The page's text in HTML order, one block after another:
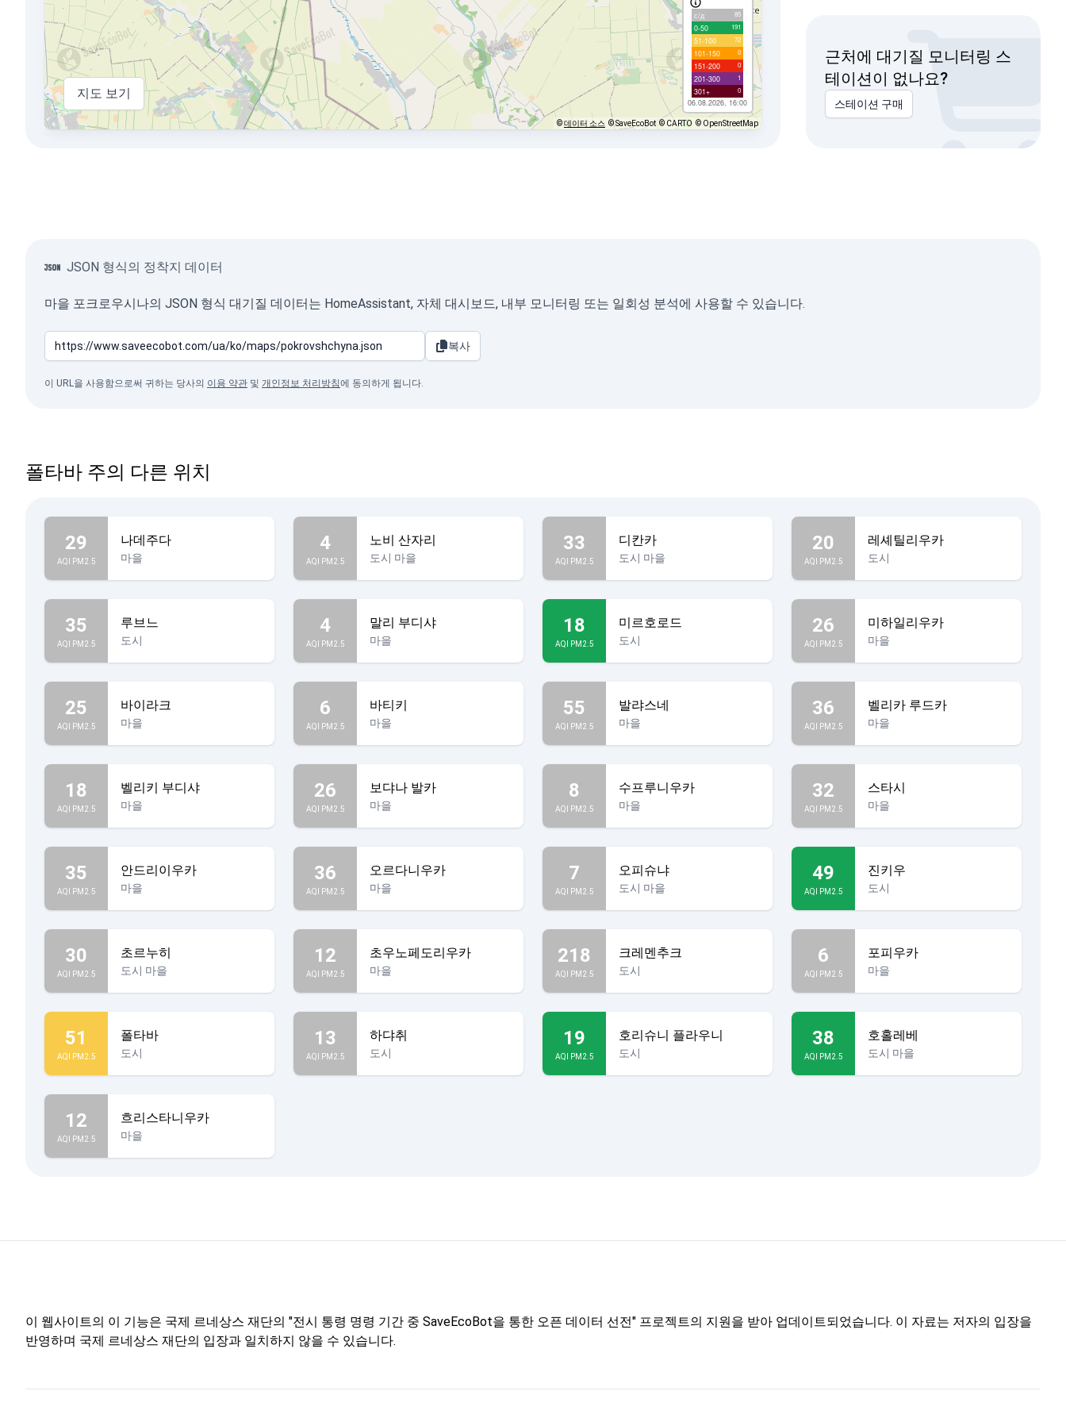
с/д 85
0-50 191
51-100 72
101-150 0
151-200 0
201-300 1
301+ 0
06.08.2026, 16:00
지도 보기
©데이터 소스 © SaveEcoBot © CARTO © OpenStreetMap
근처에 대기질 모니터링 스
테이션이 없나요?
스테이션 구매
JSON 형식의 정착지 데이터
마을 포크로우시나의 JSON 형식 대기질 데이터는 HomeAssistant, 자체 대시보드, 내부 모니터링 또는 일회성 분석에 사용할 수 있습니다.
복사
이 URL을 사용함으로써 귀하는 당사의 이용 약관 및 개인정보 처리방침에 동의하게 됩니다.
폴타바 주의 다른 위치
29
AQI PM2.5
나데주다
마을
4
AQI PM2.5
노비 산자리
도시 마을
33
AQI PM2.5
디칸카
도시 마을
20
AQI PM2.5
레셰틸리우카
도시
35
AQI PM2.5
루브느
도시
4
AQI PM2.5
말리 부디샤
마을
18
AQI PM2.5
미르호로드
도시
26
AQI PM2.5
미하일리우카
마을
25
AQI PM2.5
바이라크
마을
6
AQI PM2.5
바티키
마을
55
AQI PM2.5
발랴스네
마을
36
AQI PM2.5
벨리카 루드카
마을
18
AQI PM2.5
벨리키 부디샤
마을
26
AQI PM2.5
보댜나 발카
마을
8
AQI PM2.5
수프루니우카
마을
32
AQI PM2.5
스타시
마을
35
AQI PM2.5
안드리이우카
마을
36
AQI PM2.5
오르다니우카
마을
7
AQI PM2.5
오피슈냐
도시 마을
49
AQI PM2.5
진키우
도시
30
AQI PM2.5
초르누히
도시 마을
12
AQI PM2.5
초우노페도리우카
마을
218
AQI PM2.5
크레멘추크
도시
6
AQI PM2.5
포피우카
마을
51
AQI PM2.5
폴타바
도시
13
AQI PM2.5
하댜취
도시
19
AQI PM2.5
호리슈니 플라우니
도시
38
AQI PM2.5
호홀레베
도시 마을
12
AQI PM2.5
흐리스타니우카
마을
이 웹사이트의 이 기능은 국제 르네상스 재단의 "전시 통령 명령 기간 중 SaveEcoBot을 통한 오픈 데이터 선전" 프로젝트의 지원을 받아 업데이트되었습니다. 이 자료는 저자의 입장을
반영하며 국제 르네상스 재단의 입장과 일치하지 않을 수 있습니다.